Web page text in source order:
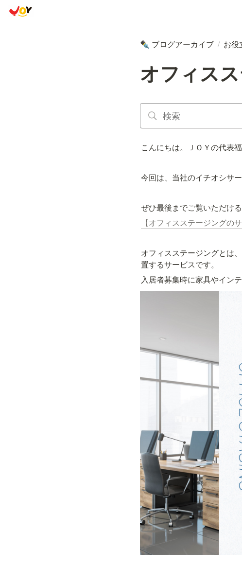
✒️ ブログアーカイブ / お役
オフィス
こんにちは。ＪＯＹの代表福
今回は、当社のイチオシサ
ぜひ最後までご覧いただけ
【オフィスステージングの
オフィスステージングとは
置するサービスです。
入居者募集時に家具やイン